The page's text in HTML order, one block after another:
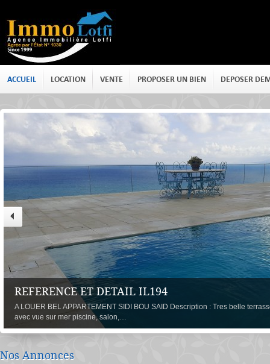
ACCUEIL LOCATION VENTE PROPOSER UN BIEN DEPOSER
REFERENCE ET DETAIL IL194
A LOUER BEL APPARTEMENT SIDI BOU SAID Description : Tres belle
avec vue sur mer piscine, salon,…
Nos Annonces